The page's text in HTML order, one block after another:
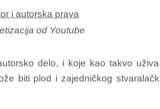
i autorska prava
od Youtube
delo, i koje kao takvo
biti plod i zajedničkog